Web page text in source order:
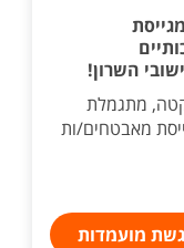
השרון!
מתגמלת
מאבטחים/ות
מועמדות